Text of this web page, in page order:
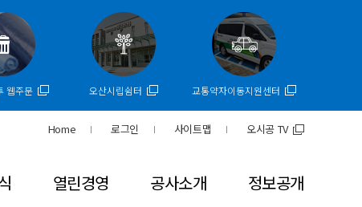
웹주문 오산시립쉼터 교통약자이동지원센터
Home 로그인 사이트맵 오시공 TV
열린경영 공사소개 정보공개